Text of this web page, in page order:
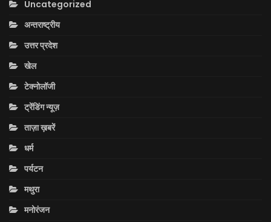
Uncategorized
अन्तराष्ट्रीय
उत्तर प्रदेश
खेल
टेक्नोलॉजी
ट्रेंडिंग न्यूज़
ताज़ा ख़बरें
धर्म
पर्यटन
मथुरा
मनोरंजन